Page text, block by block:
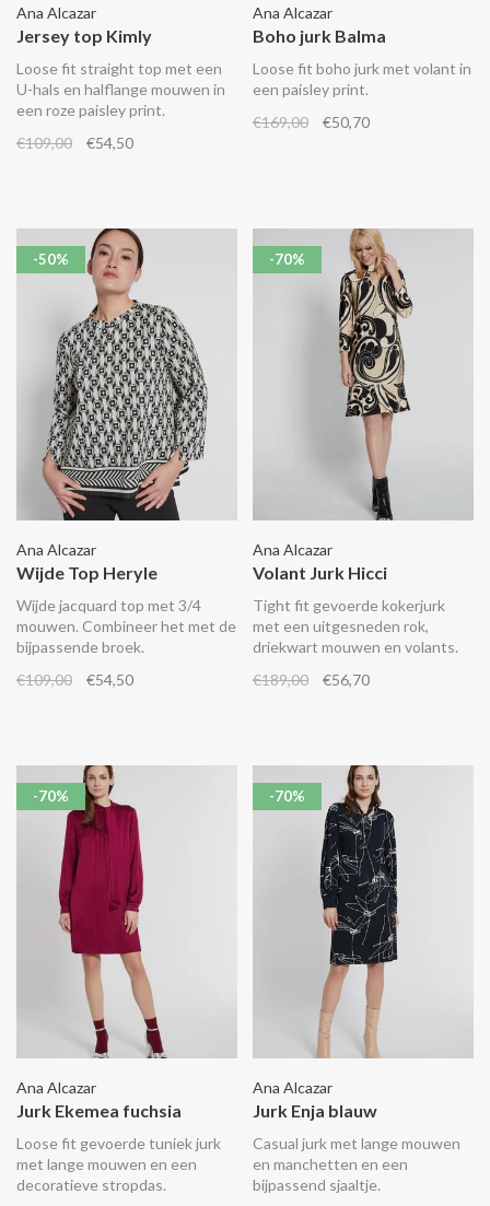
Ana Alcazar
Jersey top Kimly
Loose fit straight top met een
U-hals en halflange mouwen in
een roze paisley print.
€109,00
€54,50
Ana Alcazar
Boho jurk Balma
Loose fit boho jurk met volant in
een paisley print.
€169,00
€50,70
-50%
Ana Alcazar
Wijde Top Heryle
Wijde jacquard top met 3/4
mouwen. Combineer het met de
bijpassende broek.
€109,00
€54,50
-70%
Ana Alcazar
Volant Jurk Hicci
Tight fit gevoerde kokerjurk
met een uitgesneden rok,
driekwart mouwen en volants.
€189,00
€56,70
-70%
Ana Alcazar
Jurk Ekemea fuchsia
Loose fit gevoerde tuniek jurk
met lange mouwen en een
decoratieve stropdas.
-70%
Ana Alcazar
Jurk Enja blauw
Casual jurk met lange mouwen
en manchetten en een
bijpassend sjaaltje.